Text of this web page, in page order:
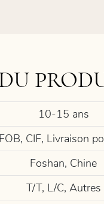
10-15 ans
CIF, Livraison
Foshan, Chine
T/T, L/C, Autres